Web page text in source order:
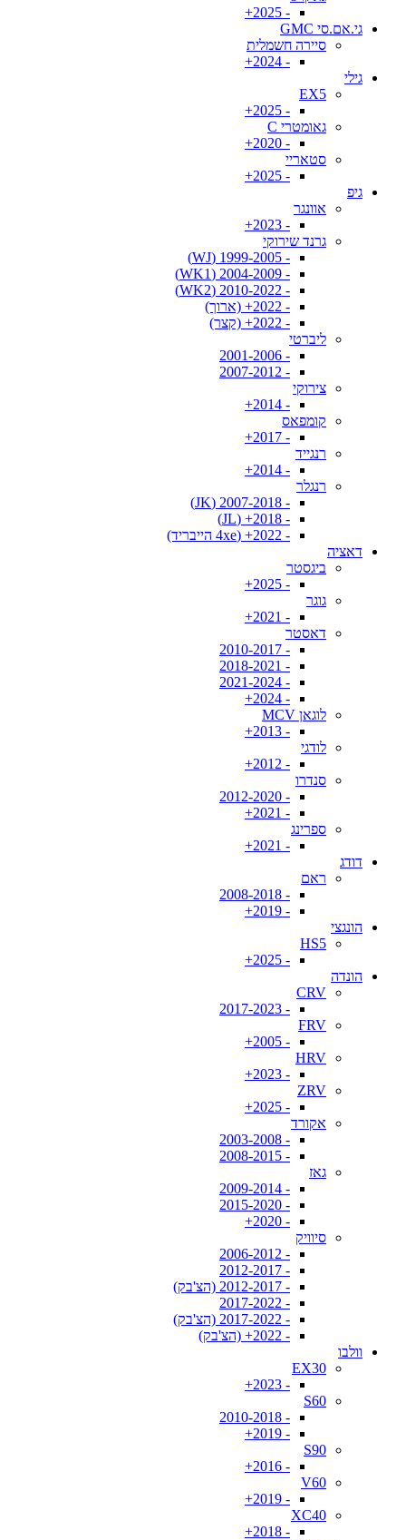
- 2025+
גי.אם.סי GMC
סיירה חשמלית
- 2024+
גילי
EX5
- 2025+
גאומטרי C
- 2020+
סטאריי
- 2025+
גיפ
אוונגר
- 2023+
גרנד שירוקי
- 1999-2005 (WJ)
- 2004-2009 (WK1)
- 2010-2022 (WK2)
- 2022+ (ארוך)
- 2022+ (קצר)
ליברטי
- 2001-2006
- 2007-2012
צירוקי
- 2014+
קומפאס
- 2017+
רנגייד
- 2014+
רנגלר
- 2007-2018 (JK)
- 2018+ (JL)
- 2022+ (4xe הייבריד)
דאציה
ביגסטר
- 2025+
גוגר
- 2021+
דאסטר
- 2010-2017
- 2018-2021
- 2021-2024
- 2024+
לוגאן MCV
- 2013+
לודגי
- 2012+
סנדרו
- 2012-2020
- 2021+
ספרינג
- 2021+
דודג
ראם
- 2008-2018
- 2019+
הונגצי
HS5
- 2025+
הונדה
CRV
- 2017-2023
FRV
- 2005+
HRV
- 2023+
ZRV
- 2025+
אקורד
- 2003-2008
- 2008-2015
גאז
- 2009-2014
- 2015-2020
- 2020+
סיוויק
- 2006-2012
- 2012-2017
- 2012-2017 (הצ'בק)
- 2017-2022
- 2017-2022 (הצ'בק)
- 2022+ (הצ'בק)
וולבו
EX30
- 2023+
S60
- 2010-2018
- 2019+
S90
- 2016+
V60
- 2019+
XC40
- 2018+